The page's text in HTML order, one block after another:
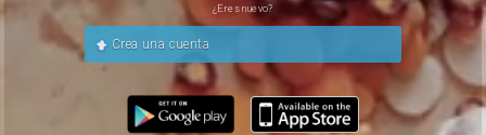
¿Eres nuevo?
Crea una cuenta